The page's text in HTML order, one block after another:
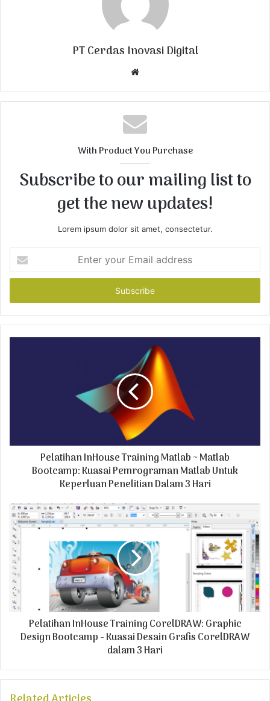
PT Cerdas Inovasi Digital
b
s
i
With Product You Purchase
Subscribe to our mailing list to
get the new updates!
Lorem ipsum dolor sit amet, consectetur.
t
r
y
s
Pelatihan InHouse Training Matlab ~ Matlab
Bootcamp: Kuasai Pemrograman Matlab Untuk
Keperluan Penelitian Dalam 3 Hari
Pelatihan InHouse Training CorelDRAW: Graphic
Design Bootcamp - Kuasai Desain Grafis CorelDRAW
dalam 3 Hari